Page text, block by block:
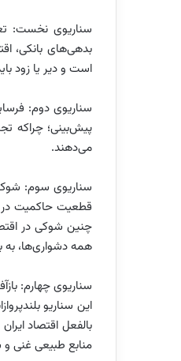
سناریوی نخست:
بدهی‌های بانکی،
است و دیر یا زود
سناریوی دوم:
پیش‌بینی؛ چراکه
می‌دهند.
سناریوی سوم: شوک
قطعیت حاکمیت در
چنین شوکی در
همه دشواری‌ها، به
سناریوی چهارم:
این سناریو
بالفعل اقتصاد
منابع طبیعی غنی